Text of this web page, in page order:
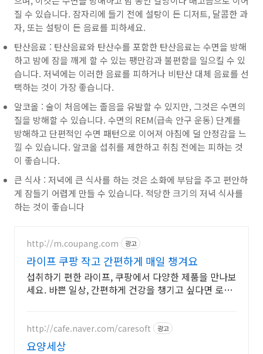
질 수 있습니다. 잠자리에 들기 전에 설탕이 든 디저트, 달콤한 과
자, 또는 설탕이 든 음료를 피하세요.
탄산음료 : 탄산음료와 탄산수를 포함한 탄산음료는 수면을 방해
하고 밤에 잠을 깨게 할 수 있는 팽만감과 불편함을 일으킬 수 있
습니다. 저녁에는 이러한 음료를 피하거나 비탄산 대체 음료를 선
택하는 것이 가장 좋습니다.
알코올 : 술이 처음에는 졸음을 유발할 수 있지만, 그것은 수면의
질을 방해할 수 있습니다. 수면의 REM(급속 안구 운동) 단계를
방해하고 단편적인 수면 패턴으로 이어져 아침에 덜 안정감을 느
낄 수 있습니다. 알코올 섭취를 제한하고 취침 전에는 피하는 것
이 좋습니다.
큰 식사 : 저녁에 큰 식사를 하는 것은 소화에 부담을 주고 편안하
게 잠들기 어렵게 만들 수 있습니다. 적당한 크기의 저녁 식사를
하는 것이 좋습니다
http://m.coupang.com 광고
라이프 쿠팡 작고 간편하게 매일 챙겨요
섭취하기 편한 라이프, 쿠팡에서 다양한 제품을 만나보
세요. 바쁜 일상, 간편하게 건강을 챙기고 싶다면 로켓
http://cafe.naver.com/caresoft 광고
요양세상